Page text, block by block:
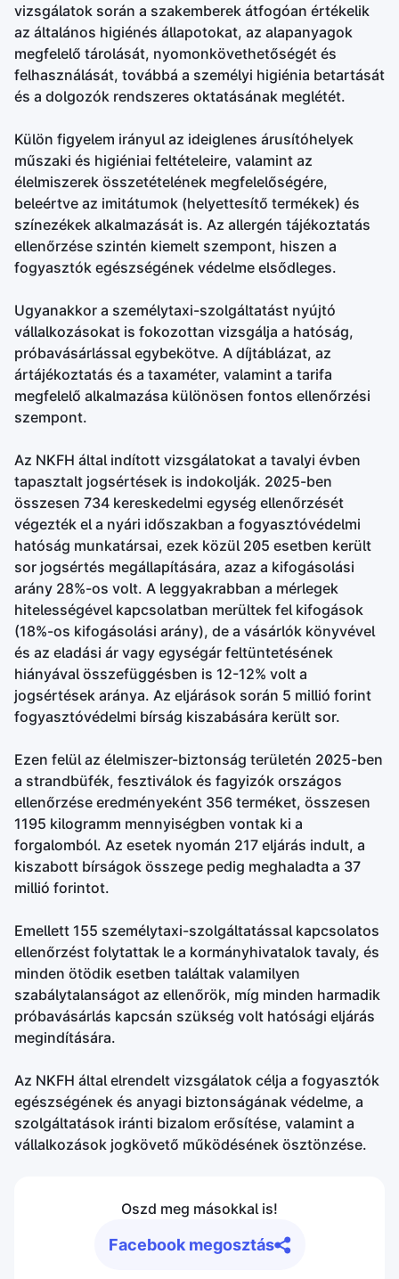
vizsgálatok során a szakemberek átfogóan értékelik
az általános higiénés állapotokat, az alapanyagok
megfelelő tárolását, nyomonkövethetőségét és
felhasználását, továbbá a személyi higiénia betartását
és a dolgozók rendszeres oktatásának meglétét.
Külön figyelem irányul az ideiglenes árusítóhelyek
műszaki és higiéniai feltételeire, valamint az
élelmiszerek összetételének megfelelőségére,
beleértve az imitátumok (helyettesítő termékek) és
színezékek alkalmazását is. Az allergén tájékoztatás
ellenőrzése szintén kiemelt szempont, hiszen a
fogyasztók egészségének védelme elsődleges.
Ugyanakkor a személytaxi-szolgáltatást nyújtó
vállalkozásokat is fokozottan vizsgálja a hatóság,
próbavásárlással egybekötve. A díjtáblázat, az
ártájékoztatás és a taxaméter, valamint a tarifa
megfelelő alkalmazása különösen fontos ellenőrzési
szempont.
Az NKFH által indított vizsgálatokat a tavalyi évben
tapasztalt jogsértések is indokolják. 2025-ben
összesen 734 kereskedelmi egység ellenőrzését
végezték el a nyári időszakban a fogyasztóvédelmi
hatóság munkatársai, ezek közül 205 esetben került
sor jogsértés megállapítására, azaz a kifogásolási
arány 28%-os volt. A leggyakrabban a mérlegek
hitelességével kapcsolatban merültek fel kifogások
(18%-os kifogásolási arány), de a vásárlók könyvével
és az eladási ár vagy egységár feltüntetésének
hiányával összefüggésben is 12-12% volt a
jogsértések aránya. Az eljárások során 5 millió forint
fogyasztóvédelmi bírság kiszabására került sor.
Ezen felül az élelmiszer-biztonság területén 2025-ben
a strandbüfék, fesztiválok és fagyizók országos
ellenőrzése eredményeként 356 terméket, összesen
1195 kilogramm mennyiségben vontak ki a
forgalomból. Az esetek nyomán 217 eljárás indult, a
kiszabott bírságok összege pedig meghaladta a 37
millió forintot.
Emellett 155 személytaxi-szolgáltatással kapcsolatos
ellenőrzést folytattak le a kormányhivatalok tavaly, és
minden ötödik esetben találtak valamilyen
szabálytalanságot az ellenőrök, míg minden harmadik
próbavásárlás kapcsán szükség volt hatósági eljárás
megindítására.
Az NKFH által elrendelt vizsgálatok célja a fogyasztók
egészségének és anyagi biztonságának védelme, a
szolgáltatások iránti bizalom erősítése, valamint a
vállalkozások jogkövető működésének ösztönzése.
Oszd meg másokkal is!
Facebook megosztás